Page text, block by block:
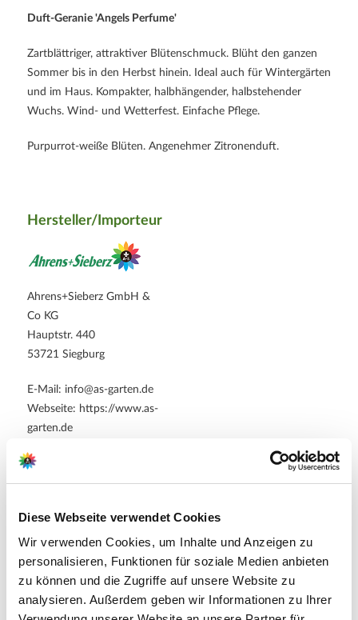
Diese Webseite verwendet Cookies
Wir verwenden Cookies, um Inhalte und Anzeigen zu
personalisieren, Funktionen für soziale Medien anbieten
zu können und die Zugriffe auf unsere Website zu
analysieren. Außerdem geben wir Informationen zu Ihrer
Duft-Geranie 'Angels Perfume'
Zartblättriger, attraktiver Blütenschmuck. Blüht den ganzen
Sommer bis in den Herbst hinein. Ideal auch für Wintergärten
und im Haus. Kompakter, halbhängender, halbstehender
Wuchs. Wind- und Wetterfest. Einfache Pflege.
Purpurrot-weiße Blüten. Angenehmer Zitronenduft.
Hersteller/Importeur
Ahrens+Sieberz GmbH &
Co KG
Hauptstr. 440
53721 Siegburg
E-Mail: info@as-garten.de
Webseite: https://www.as-
garten.de
Pflegetipps
Produktspezifisch
Standort
Sonnig bis halbschattig
Zubehör Produkte